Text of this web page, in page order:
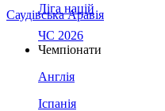
Саудівська Аравія
Ліга націй
ЧС 2026
Чемпіонати
Англія
Іспанія